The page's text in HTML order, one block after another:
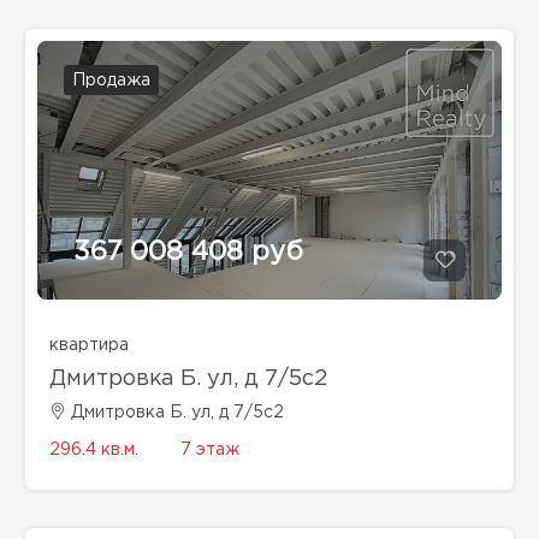
Продажа
367 008 408 руб
квартира
Дмитровка Б. ул, д 7/5с2
Дмитровка Б. ул, д 7/5с2
296.4 кв.м. 7 этаж